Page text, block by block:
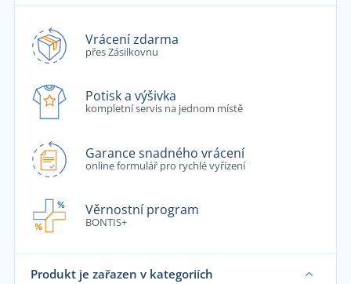
Vrácení zdarma
přes Zásilkovnu
Potisk a výšivka
kompletní servis na jednom místě
Garance snadného vrácení
online formulář pro rychlé vyřízení
Věrnostní program
BONTIS+
Produkt je zařazen v kategoriích